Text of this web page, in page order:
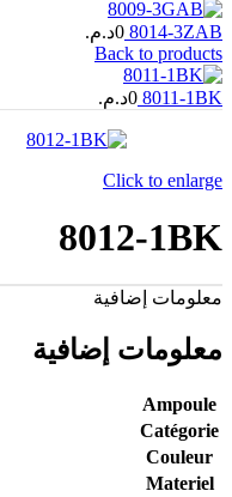
8014-3ZAB
0د.م.
Back to products
8011-1BK
0د.م.
Click to enlarge
8012-1BK
معلومات إضافية
معلومات إضافية
Ampoule
Catégorie
Couleur
Materiel